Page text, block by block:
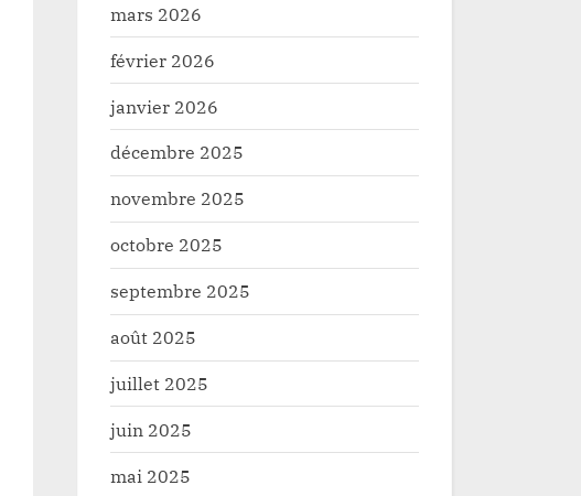
Haut-Uélé : Badibanga Masamba Joseph
et Baby Lipombo accusés d’arnaque au
nom de la société civile,la justice
appelée à faire la lumière
décrétées en
mars 2026
février 2026
janvier 2026
décembre 2025
novembre 2025
octobre 2025
septembre 2025
août 2025
juillet 2025
juin 2025
mai 2025